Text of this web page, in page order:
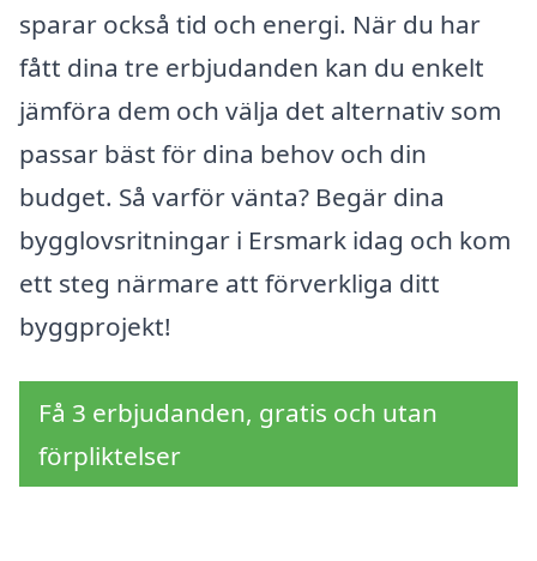
sparar också tid och energi. När du har
fått dina tre erbjudanden kan du enkelt
jämföra dem och välja det alternativ som
passar bäst för dina behov och din
budget. Så varför vänta? Begär dina
bygglovsritningar i Ersmark idag och kom
ett steg närmare att förverkliga ditt
byggprojekt!
Få 3 erbjudanden, gratis och utan
förpliktelser